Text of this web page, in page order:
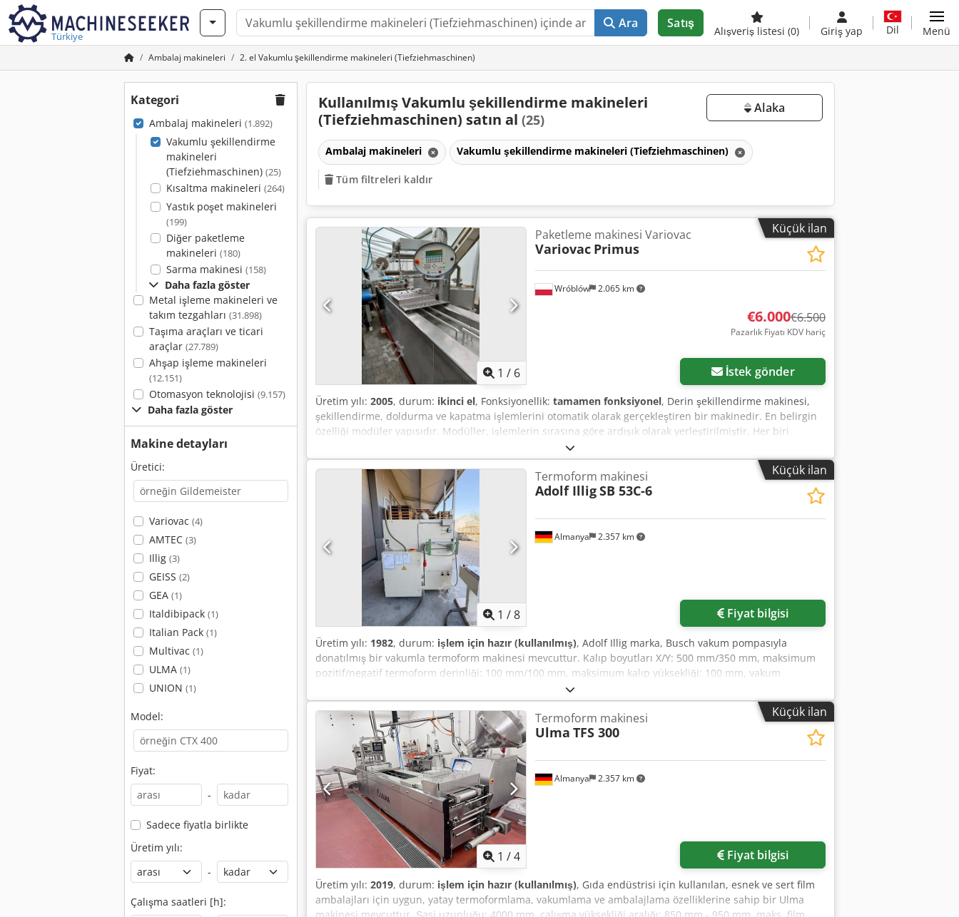
Türkiye
Ara Satış
Alışveriş listesi (0) Giriş yap Dil Menü
Ambalaj makineleri 2. el Vakumlu şekillendirme makineleri (Tiefziehmaschinen)
Kategori
Ambalaj makineleri (1.892)
Vakumlu şekillendirme
makineleri
(Tiefziehmaschinen) (25)
Kısaltma makineleri (264)
Yastık poşet makineleri
(199)
Diğer paketleme
makineleri (180)
Sarma makinesi (158)
Daha fazla göster
Metal işleme makineleri ve
takım tezgahları (31.898)
Taşıma araçları ve ticari
araçlar (27.789)
Ahşap işleme makineleri
(12.151)
Otomasyon teknolojisi (9.157)
Daha fazla göster
Makine detayları
Üretici:
Variovac (4)
AMTEC (3)
Illig (3)
GEISS (2)
GEA (1)
Italdibipack (1)
Italian Pack (1)
Multivac (1)
ULMA (1)
UNION (1)
Model:
Fiyat:
-
Sadece fiyatla birlikte
Üretim yılı:
-
Çalışma saatleri [h]:
Kullanılmış Vakumlu şekillendirme makineleri
(Tiefziehmaschinen) satın al (25)
Alaka
Ambalaj makineleri Vakumlu şekillendirme makineleri (Tiefziehmaschinen)
Tüm filtreleri kaldır
Küçük ilan
1 / 6
Wróblów 2.065 km
Paketleme makinesi Variovac
Variovac Primus
€6.000€6.500
Pazarlık Fiyatı KDV hariç
İstek gönder
Üretim yılı: 2005, durum: ikinci el, Fonksiyonellik: tamamen fonksiyonel, Derin şekillendirme makinesi,
şekillendirme, doldurma ve kapatma işlemlerini otomatik olarak gerçekleştiren bir makinedir. En belirgin
özelliği modüler yapısıdır. Modüller, işlemlerin sırasına göre ardışık olarak yerleştirilmiştir. Her biri
bağımsız bir birim olarak tasarlanmış olup, aynı seri içerisinde değiştirilebilirler. Cjdpfoy Txcqox Anmorf
Küçük ilan
1 /8
Almanya 2.357 km
Termoform makinesi
Adolf IlligSB 53C-6
Fiyat bilgisi
Üretim yılı: 1982, durum: işlem için hazır (kullanılmış), Adolf Illig marka, Busch vakum pompasıyla
donatılmış bir vakumla termoform makinesi mevcuttur. Kalıp boyutları X/Y: 500 mm/350 mm, maksimum
pozitif/negatif termoform derinliği: 100 mm/100 mm, maksimum kalıp yüksekliği: 100 mm, vakum
pompası: Busch R5. Makine boyutları X/Y/Z: yaklaşık 1700 mm/1300 mm/2600 mm, ağırlık: yaklaşık 500 kg.
Teknik dokümanlar mevcuttur. Makinenin yerinde incelenmesi mümkündür. Credpfx Aozqu Eysnmjf
Küçük ilan
1 /4
Almanya 2.357 km
Termoform makinesi
Ulma TFS 300
Fiyat bilgisi
Üretim yılı: 2019, durum: işlem için hazır (kullanılmış), Gıda endüstrisi için kullanılan, esnek ve sert film
ambalajları için uygun, yatay termoformlama, vakumlama ve ambalajlama özelliklerine sahip bir Ulma